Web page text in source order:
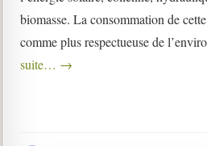
biomasse. La consommation de
comme plus respectueuse de
suite… →